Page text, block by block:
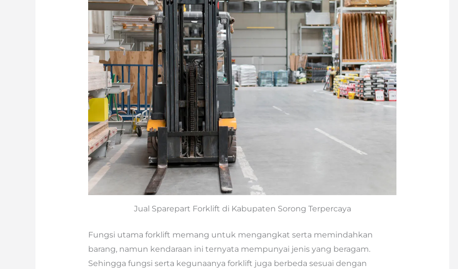
Jual Sparepart Forklift di Kabupaten Sorong Terpercaya
Fungsi utama forklift memang untuk mengangkat serta memindahkan
barang, namun kendaraan ini ternyata mempunyai jenis yang beragam.
Sehingga fungsi serta kegunaanya forklift juga berbeda sesuai dengan